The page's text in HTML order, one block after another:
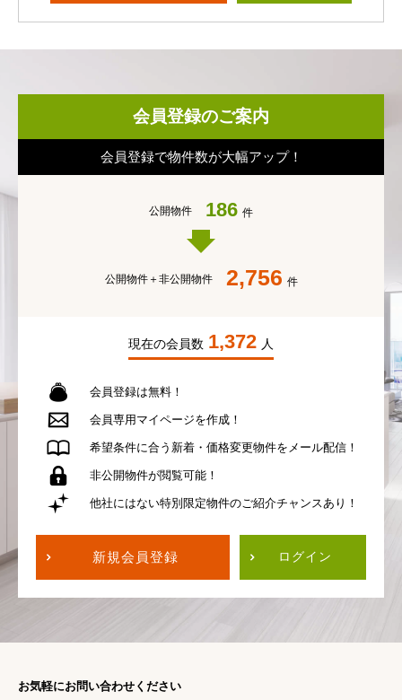
会員登録のご案内
会員登録で物件数が大幅アップ！
公開物件 186 件
公開物件＋非公開物件 2,756 件
現在の会員数 1,372 人
会員登録は無料！
会員専用 マイページを作成！
希望条件に合う 新着・価格変更物件を メール配信！
非公開物件が閲覧可能！
他社にはない特別限定物件のご紹介チャンスあり！
新規会員登録 ログイン
お気軽にお問い合わせください